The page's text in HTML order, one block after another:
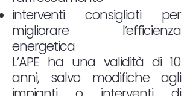
interventi consigliati per
migliorare l’efficienza
energetica
L’APE ha una validità di 10
anni, salvo modifiche agli